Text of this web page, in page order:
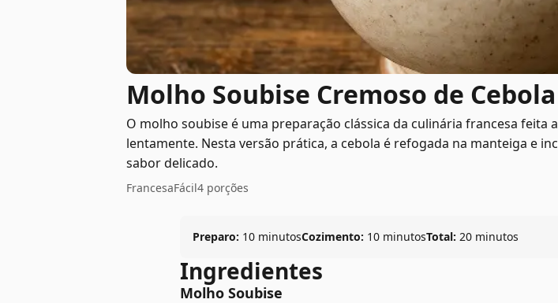
Molho Soubise Cremoso de Cebola
O molho soubise é uma preparação clássica da culinária francesa
lentamente. Nesta versão prática, a cebola é refogada na manteiga e
sabor delicado.
FrancesaFácil4 porções
Preparo: 10 minutosCozimento: 10 minutosTotal: 20 minutos
Ingredientes
Molho Soubise